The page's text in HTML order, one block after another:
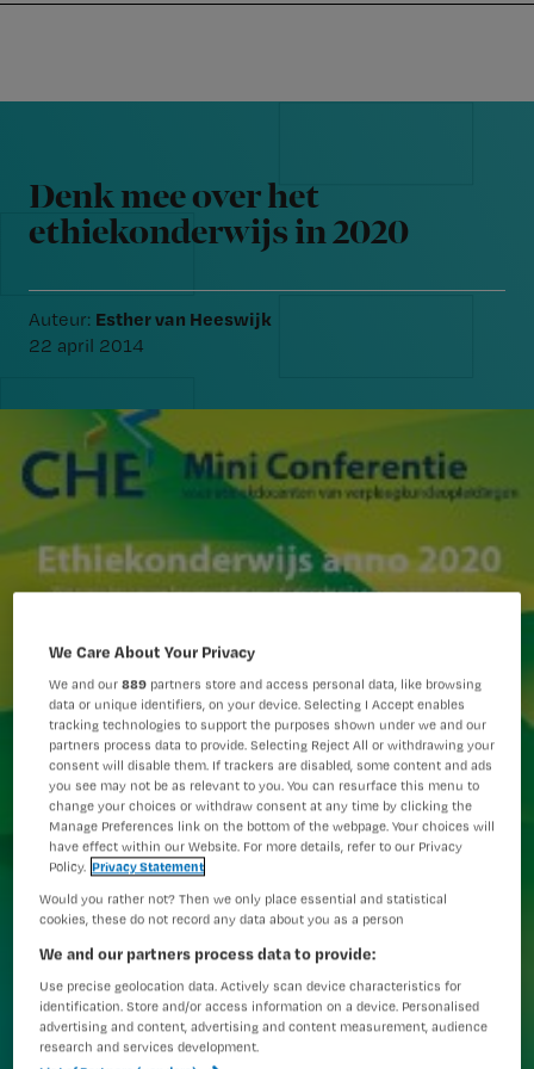
navigation
content
Nursing
Denk mee over het
ethiekonderwijs in 2020
Auteur: Esther van Heeswijk
22 april 2014
We Care About Your Privacy
We and our889 partners store and access personal data, like browsing
data or unique identifiers, on your device. Selecting I Accept enables
tracking technologies to support the purposes shown under we and our
partners process data to provide. Selecting Reject All or withdrawing your
consent will disable them. If trackers are disabled, some content and ads
you see may not be as relevant to you. You can resurface this menu to
change your choices or withdraw consent at any time by clicking the
Manage Preferences link on the bottom of the webpage. Your choices will
have effect within our Website. For more details, refer to our Privacy
Policy. Privacy Statement
Would you rather not? Then we only place essential and statistical
cookies, these do not record any data about you as a person
We and our partners process data to provide:
Use precise geolocation data. Actively scan device characteristics for
identification. Store and/or access information on a device. Personalised
advertising and content, advertising and content measurement, audience
research and services development.